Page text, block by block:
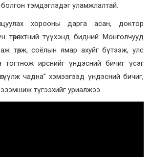
болгон тэмдэглэдэг уламжлалтай.
хорооны дарга асан, доктор
төрөлхтний түүхэнд бидний Монголчууд
төрж, соёлын ямар ахуйг бүтээж, улс
ирснийг үндэсний бичиг үсэг
чадна” хэмээгээд үндэсний бичиг,
түгээхийг уриалжээ.